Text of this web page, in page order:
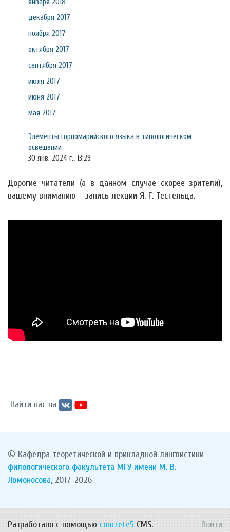
декабря 2017
ноября 2017
октября 2017
сентября 2017
июля 2017
июня 2017
мая 2017
Элементы горномарийского языка в типологическом
освещении
30 янв. 2024 г., 13:29
Дорогие читатели (а в данном случае скорее зрители),
вашему вниманию – запись лекции Я. Г. Тестельца.
Найти нас на
© Кафедра теоретической и прикладной лингвистики
филологического факультета МГУ имени М. В.
Ломоносова, 2017-2026
Разработано с помощью concrete5 CMS. Войти